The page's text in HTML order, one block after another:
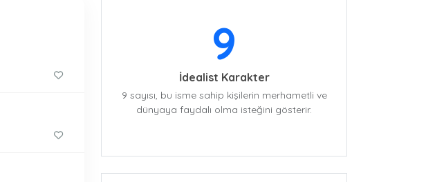
9
İdealist Karakter
9 sayısı, bu isme sahip kişilerin merhametli ve
dünyaya faydalı olma isteğini gösterir.